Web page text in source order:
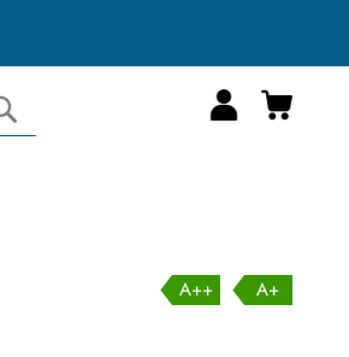
Cerca
Carrello
A++ A+